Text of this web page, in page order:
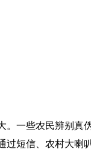
一些农民辨别真
短信、农村大喇